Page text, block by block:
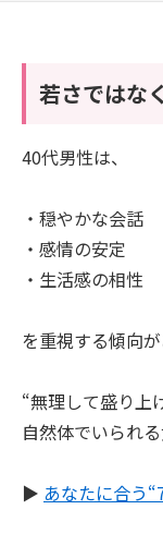
若さではな
40代男性は、
・穏やかな会話
・感情の安定
・生活感の相性
を重視する傾向が
“無理して盛り上
自然体でいられ
▶︎ あなたに合う